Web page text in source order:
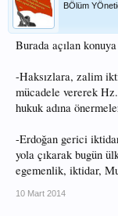
BÖlüm
Burada açılan
-Haksızlara, zalim
mücadele vererek
hukuk adına
-Erdoğan gerici
yola çıkarak bugün
egemenlik, iktidar,
10 Mart 2014